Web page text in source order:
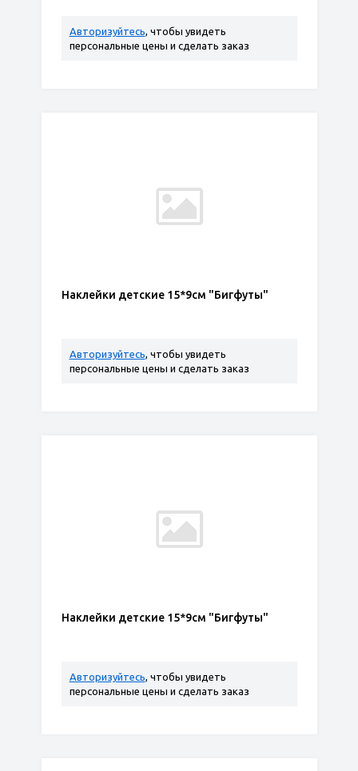
Авторизуйтесь, чтобы увидеть
персональные цены и сделать заказ
Наклейки детские 15*9см "Бигфуты"
Авторизуйтесь, чтобы увидеть
персональные цены и сделать заказ
Наклейки детские 15*9см "Бигфуты"
Авторизуйтесь, чтобы увидеть
персональные цены и сделать заказ